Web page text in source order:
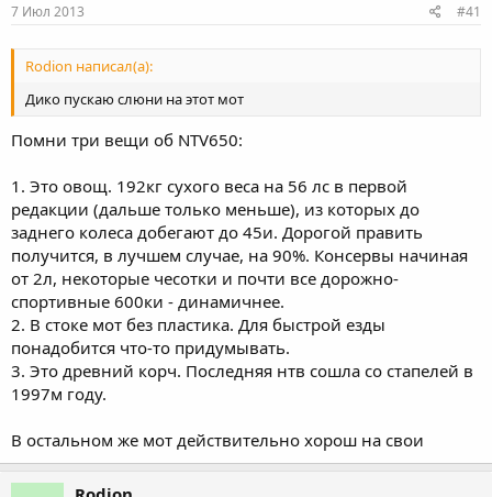
7 Июл 2013 #41
Rodion написал(а):
Дико пускаю слюни на этот мот
Помни три вещи об NTV650:
1. Это овощ. 192кг сухого веса на 56 лс в первой
редакции (дальше только меньше), из которых до
заднего колеса добегают до 45и. Дорогой править
получится, в лучшем случае, на 90%. Консервы начиная
от 2л, некоторые чесотки и почти все дорожно-
спортивные 600ки - динамичнее.
2. В стоке мот без пластика. Для быстрой езды
понадобится что-то придумывать.
3. Это древний корч. Последняя нтв сошла со стапелей в
1997м году.
В остальном же мот действительно хорош на свои